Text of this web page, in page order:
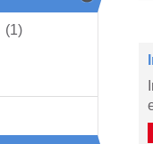
(1)